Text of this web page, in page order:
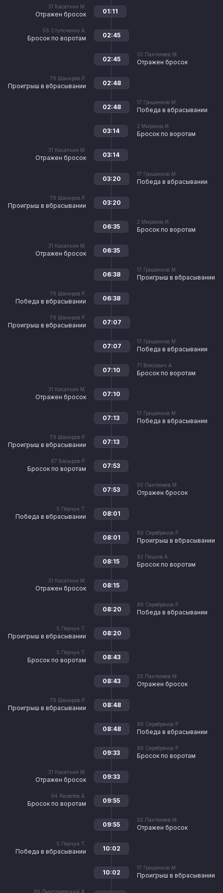
31 Касаткин М.
Отражен бросок 01:11
56 Ступоченко А.
Бросок по воротам 02:45
30 Пантелеев М.
Отражен бросок
02:45
79 Шакиров Р.
Проигрыш в вбрасывании 02:48
17 Грошенков М.
Победа в вбрасывании
02:48
2 Миронов И.
Бросок по воротам
03:14
31 Касаткин М.
Отражен бросок 03:14
17 Грошенков М.
Победа в вбрасывании
03:20
79 Шакиров Р.
Проигрыш в вбрасывании 03:20
2 Миронов И.
Бросок по воротам
06:35
31 Касаткин М.
Отражен бросок 06:35
17 Грошенков М.
Проигрыш в вбрасывании
06:38
79 Шакиров Р.
Победа в вбрасывании 06:38
79 Шакиров Р.
Проигрыш в вбрасывании 07:07
17 Грошенков М.
Победа в вбрасывании
07:07
71 Вонсович А.
Бросок по воротам
07:10
31 Касаткин М.
Отражен бросок 07:10
17 Грошенков М.
Победа в вбрасывании
07:13
79 Шакиров Р.
Проигрыш в вбрасывании 07:13
87 Басыров Р.
Бросок по воротам 07:53
30 Пантелеев М.
Отражен бросок
07:53
5 Перчун Т.
Победа в вбрасывании 08:01
86 Серебряков Р.
Проигрыш в вбрасывании
08:01
92 Пецков А.
Бросок по воротам
08:15
31 Касаткин М.
Отражен бросок 08:15
86 Серебряков Р.
Победа в вбрасывании
08:20
5 Перчун Т.
Проигрыш в вбрасывании 08:20
5 Перчун Т.
Бросок по воротам 08:43
30 Пантелеев М.
Отражен бросок
08:43
79 Шакиров Р.
Проигрыш в вбрасывании 08:48
86 Серебряков Р.
Победа в вбрасывании
08:48
86 Серебряков Р.
Бросок по воротам
09:33
31 Касаткин М.
Отражен бросок 09:33
94 Яковлев А.
Бросок по воротам 09:55
30 Пантелеев М.
Отражен бросок
09:55
5 Перчун Т.
Победа в вбрасывании 10:02
17 Грошенков М.
Проигрыш в вбрасывании
10:02
96 Дмитриевский А.